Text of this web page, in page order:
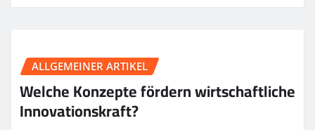
ALLGEMEINER ARTIKEL
Welche Konzepte fördern wirtschaftliche
Innovationskraft?